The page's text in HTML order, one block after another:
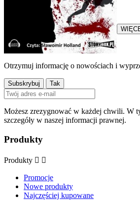
Otrzymuj informację o nowościach i
Możesz zrezygnować w każdej chwili. W
szczegóły w naszej informacji prawnej.
Produkty
Produkty  
Promocje
Nowe produkty
Najczęściej kupowane